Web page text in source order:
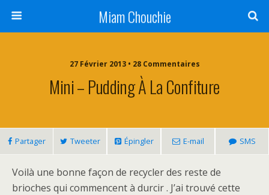
Miam Chouchie
27 Février 2013 • 28 Commentaires
Mini – Pudding À La Confiture
Partager Tweeter Épingler E-mail SMS
Voilà une bonne façon de recycler des reste de
brioches qui commencent à durcir . J’ai trouvé cette